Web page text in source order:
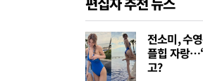
전소미, 수
플힙 자랑
고?